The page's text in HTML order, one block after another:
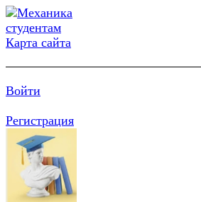
Карта сайта
Войти
Регистрация